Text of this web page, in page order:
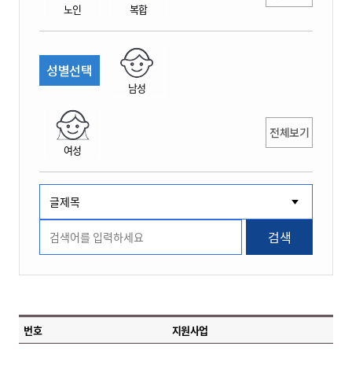
노인 복합
성별선택
남성
여성
전체보기
검색
번호 지원사업